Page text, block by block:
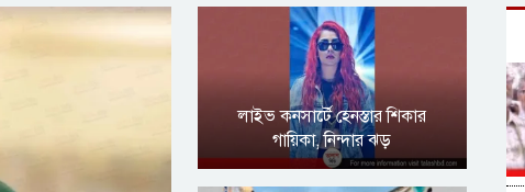
লাইভ কনসার্টে হেনস্তার শিকার
গায়িকা, নিন্দার ঝড়